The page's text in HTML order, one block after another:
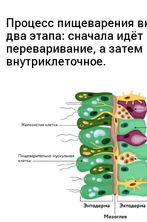
Процесс пищеварения
два этапа: сначала идёт
переваривание, а
внутриклеточное.